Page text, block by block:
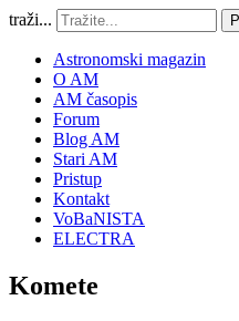
traži...
Astronomski magazin
O AM
AM časopis
Forum
Blog AM
Stari AM
Pristup
Kontakt
VoBaNISTA
ELECTRA
Komete